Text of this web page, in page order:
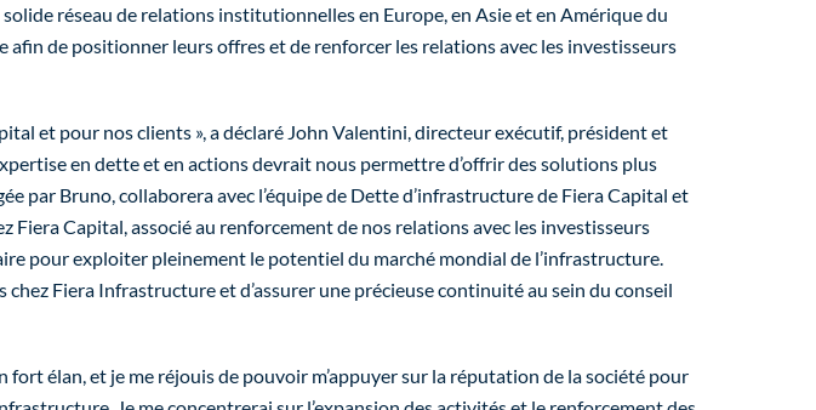
réseau de relations institutionnelles en Europe, en Asie et en Amérique du
de positionner leurs offres et de renforcer les relations avec les investisseurs
et pour nos clients », a déclaré John Valentini, directeur exécutif, président et
en dette et en actions devrait nous permettre d’offrir des solutions plus
par Bruno, collaborera avec l’équipe de Dette d’infrastructure de Fiera Capital et
Fiera Capital, associé au renforcement de nos relations avec les investisseurs
pour exploiter pleinement le potentiel du marché mondial de l’infrastructure.
Fiera Infrastructure et d’assurer une précieuse continuité au sein du conseil
élan, et je me réjouis de pouvoir m’appuyer sur la réputation de la société pour